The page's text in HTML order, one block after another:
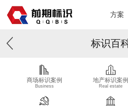
方案
标识百
商场标识案例
Business
地产标识案例
Real estate